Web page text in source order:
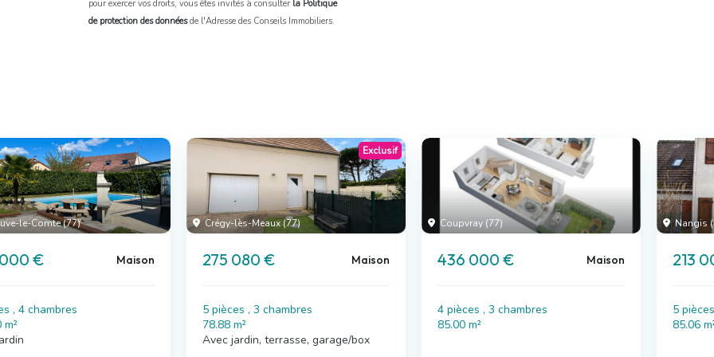
pour exercer vos droits, vous êtes invités à consulter la Politique
de protection des donnéesde l'Adresse des Conseils Immobiliers.
le-Comte (77)
€ Maison
, 4 chambres
m²
Crégy-lès-Meaux (77)
Exclusif
275 080 € Maison
5 pièces , 3 chambres
78.88 m²
Avec jardin, terrasse, garage/box
Coupvray (77)
436 000 € Maison
4 pièces , 3 chambres
85.00 m²
Nangis
213
5
85.06